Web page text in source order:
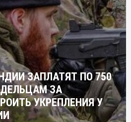
ЗАПЛАТЯТ ПО 750
ЗА
УКРЕПЛЕНИЯ У